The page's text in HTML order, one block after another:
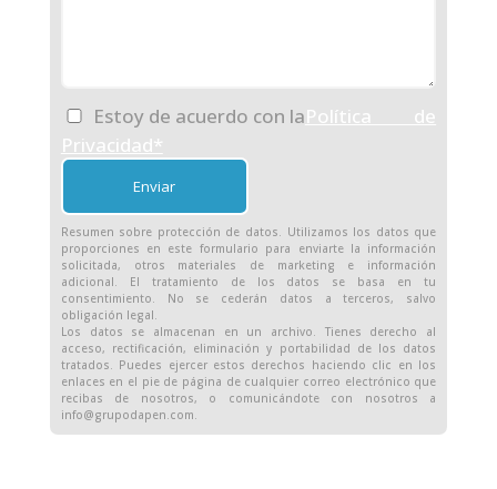
Estoy de acuerdo con laPolítica de
Privacidad*
Resumen sobre protección de datos. Utilizamos los datos que
proporciones en este formulario para enviarte la información
solicitada, otros materiales de marketing e información
adicional. El tratamiento de los datos se basa en tu
consentimiento. No se cederán datos a terceros, salvo
obligación legal.
Los datos se almacenan en un archivo. Tienes derecho al
acceso, rectificación, eliminación y portabilidad de los datos
tratados. Puedes ejercer estos derechos haciendo clic en los
enlaces en el pie de página de cualquier correo electrónico que
recibas de nosotros, o comunicándote con nosotros a
info@grupodapen.com.